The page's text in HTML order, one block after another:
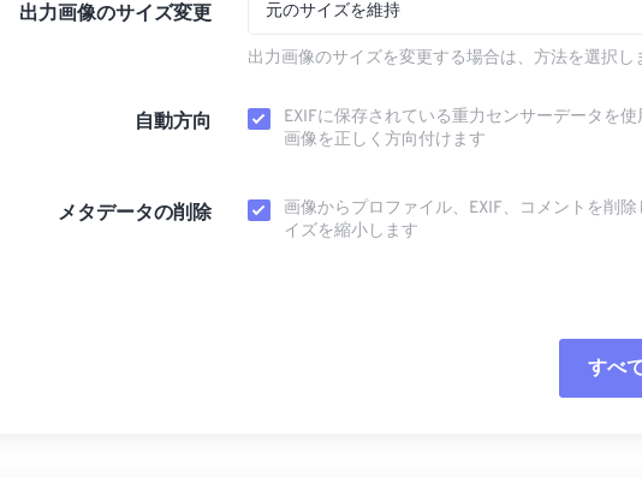
出力画像のサイズ変更 元のサイズを維持
出力画像のサイズを変更する場合は、方法を選択し
自動方向
EXIFに保存されている重力センサーデータを使
画像を正しく方向付けます
メタデータの削除
画像からプロファイル、EXIF、コメントを削除
イズを縮小します
すべ